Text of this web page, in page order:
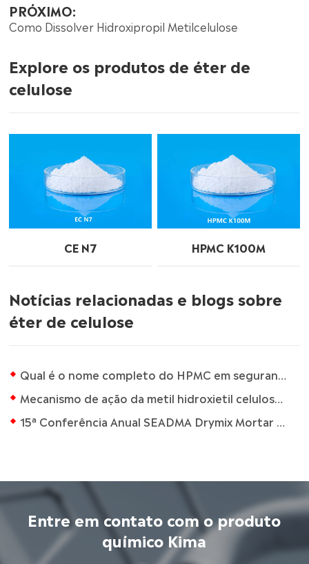
PRÓXIMO:
Como Dissolver Hidroxipropil Metilcelulose
Explore os produtos de éter de
celulose
CE N7 HPMC K100M
Notícias relacionadas e blogs sobre
éter de celulose
Qual é o nome completo do HPMC em segurança alimentar?
Mecanismo de ação da metil hidroxietil celulose (MHEC) como agente de retenção de água
15ª Conferência Anual SEADMA Drymix Mortar 2022, 1 de dezembro de 2022 em Bangkok, Tailândia
Entre em contato com o produto
químico Kima